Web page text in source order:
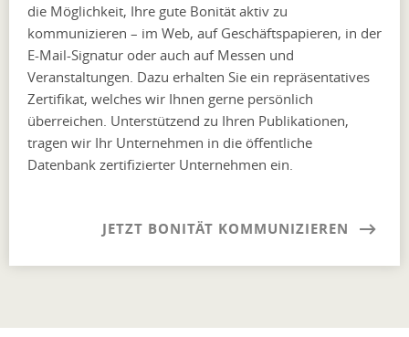
die Möglichkeit, Ihre gute Bonität aktiv zu
kommunizieren – im Web, auf Geschäftspapieren, in der
E-Mail-Signatur oder auch auf Messen und
Veranstaltungen. Dazu erhalten Sie ein repräsentatives
Zertifikat, welches wir Ihnen gerne persönlich
überreichen. Unterstützend zu Ihren Publikationen,
tragen wir Ihr Unternehmen in die öffentliche
Datenbank zertifizierter Unternehmen ein.
JETZT BONITÄT KOMMUNIZIEREN